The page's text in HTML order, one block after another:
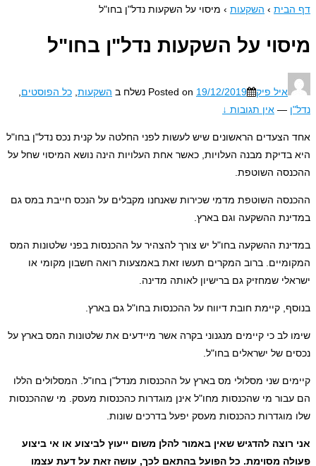
› השקעות › מיסוי על השקעות נדל"ן בחו"ל
על השקעות נדל"ן בחו"ל
איל פיק Posted on19/12/2019 נשלח בהשקעות,כל הפוסטים,
— אין תגובות ↓
הראשונים שיש לעשות לפני החלטה על קנית נכס נדל"ן בחו"ל
מבנה העלויות, כאשר אחת העלויות הינה נושא המיסוי שחל על
השוטפת.
השוטפת מדמי שכירות שאנחנו מקבלים על הנכס חייבת במס גם
ההשקעה וגם בארץ.
ההשקעה בחו"ל יש צורך להצהיר על ההכנסות בפני שלטונות המס
ברוב המקרים תעשו זאת באמצעות רואה חשבון מקומי או
שמחזיק גם ברישיון לאותה מדינה.
קיימת חובת דיווח על ההכנסות בחו"ל גם בארץ.
לב כי קיימים מנגנוני בקרה אשר מיידעים את שלטונות המס בארץ על
של ישראלים בחו"ל.
שני מסלולי מס בארץ על ההכנסות מנדל"ן בחו"ל. המסלולים הללו
מי שהכנסות מחו"ל אינן מוגדרות כהכנסות מעסק. מי שההכנסות
כהכנסות מעסק יפעל בדרכים שונות.
להדגיש שאין באמור להלן משום ייעוץ לביצוע או אי ביצוע
מסוימת. כל הפועל בהתאם לכך, עושה זאת על דעת עצמו